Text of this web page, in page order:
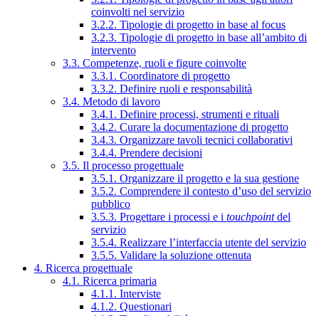
coinvolti nel servizio
3.2.2. Tipologie di progetto in base al focus
3.2.3. Tipologie di progetto in base all’ambito di
intervento
3.3. Competenze, ruoli e figure coinvolte
3.3.1. Coordinatore di progetto
3.3.2. Definire ruoli e responsabilità
3.4. Metodo di lavoro
3.4.1. Definire processi, strumenti e rituali
3.4.2. Curare la documentazione di progetto
3.4.3. Organizzare tavoli tecnici collaborativi
3.4.4. Prendere decisioni
3.5. Il processo progettuale
3.5.1. Organizzare il progetto e la sua gestione
3.5.2. Comprendere il contesto d’uso del servizio
pubblico
3.5.3. Progettare i processi e i touchpointdel
servizio
3.5.4. Realizzare l’interfaccia utente del servizio
3.5.5. Validare la soluzione ottenuta
4. Ricerca progettuale
4.1. Ricerca primaria
4.1.1. Interviste
4.1.2. Questionari